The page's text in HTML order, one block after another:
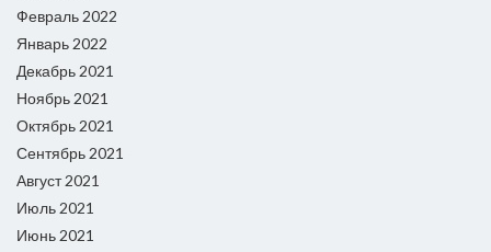
Февраль 2022
Январь 2022
Декабрь 2021
Ноябрь 2021
Октябрь 2021
Сентябрь 2021
Август 2021
Июль 2021
Июнь 2021